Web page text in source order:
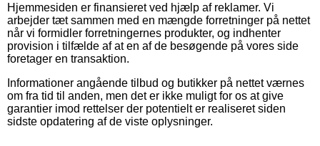
Hjemmesiden er finansieret ved hjælp af reklamer. Vi
arbejder tæt sammen med en mængde forretninger på nettet
når vi formidler forretningernes produkter, og indhenter
provision i tilfælde af at en af de besøgende på vores side
foretager en transaktion.
Informationer angående tilbud og butikker på nettet værnes
om fra tid til anden, men det er ikke muligt for os at give
garantier imod rettelser der potentielt er realiseret siden
sidste opdatering af de viste oplysninger.